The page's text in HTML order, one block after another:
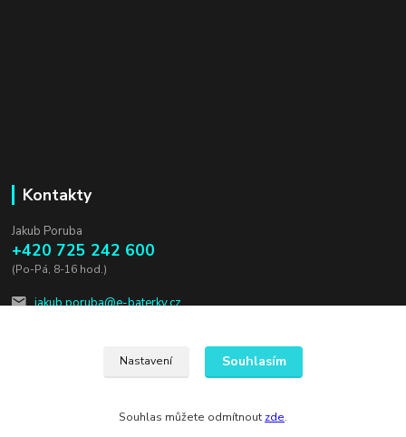
Kontakty
Jakub Poruba
+420 725 242 600
(Po-Pá, 8-16 hod.)
jakub.poruba@e-baterky.cz
Nastavení Souhlasím
Souhlas můžete odmítnout zde.